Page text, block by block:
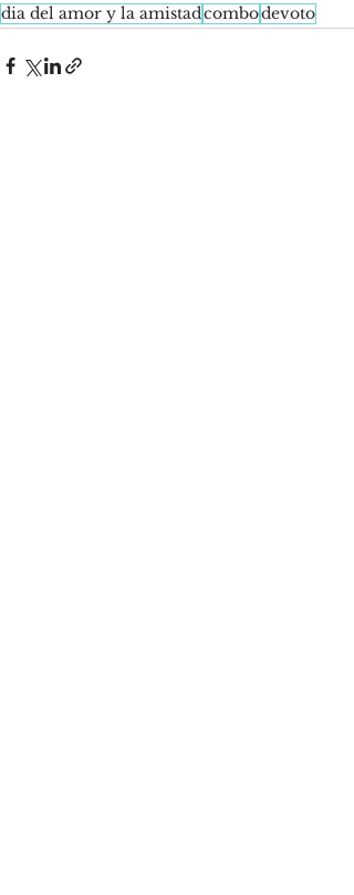
dia del amor y la amistadcombodevoto